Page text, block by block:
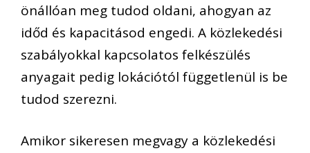
önállóan meg tudod oldani, ahogyan az
időd és kapacitásod engedi. A közlekedési
szabályokkal kapcsolatos felkészülés
anyagait pedig lokációtól függetlenül is be
tudod szerezni.
Amikor sikeresen megvagy a közlekedési